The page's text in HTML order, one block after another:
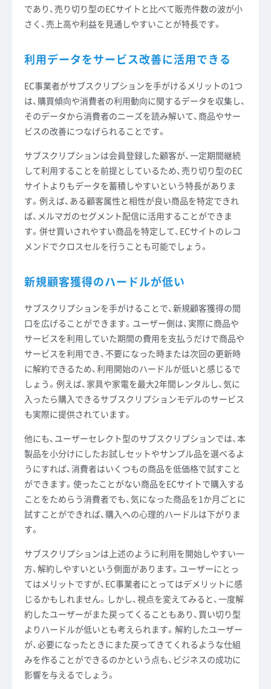
であり、売り切り型のECサイトと比べて販売件数の波が小
さく、売上高や利益を見通しやすいことが特長です。
利用データをサービス改善に活用できる
EC事業者がサブスクリプションを手がけるメリットの1つ
は、購買傾向や消費者の利用動向に関するデータを収集し、
そのデータから消費者のニーズを読み解いて、商品やサー
ビスの改善につなげられることです。
サブスクリプションは会員登録した顧客が、一定期間継続
して利用することを前提としているため、売り切り型のEC
サイトよりもデータを蓄積しやすいという特長がありま
す。例えば、ある顧客属性と相性が良い商品を特定できれ
ば、メルマガのセグメント配信に活用することができま
す。併せ買いされやすい商品を特定して、ECサイトのレコ
メンドでクロスセルを行うことも可能でしょう。
新規顧客獲得のハードルが低い
サブスクリプションを手がけることで、新規顧客獲得の間
口を広げることができます。ユーザー側は、実際に商品や
サービスを利用していた期間の費用を支払うだけで商品や
サービスを利用でき、不要になった時または次回の更新時
に解約できるため、利用開始のハードルが低いと感じるで
しょう。例えば、家具や家電を最大2年間レンタルし、気に
入ったら購入できるサブスクリプションモデルのサービス
も実際に提供されています。
他にも、ユーザーセレクト型のサブスクリプションでは、本
製品を小分けにしたお試しセットやサンプル品を選べるよ
うにすれば、消費者はいくつもの商品を低価格で試すこと
ができます。使ったことがない商品をECサイトで購入する
ことをためらう消費者でも、気になった商品を1か月ごとに
試すことができれば、購入への心理的ハードルは下がりま
す。
サブスクリプションは上述のように利用を開始しやすい一
方、解約しやすいという側面があります。ユーザーにとっ
てはメリットですが、EC事業者にとってはデメリットに感
じるかもしれません。しかし、視点を変えてみると、一度解
約したユーザーがまた戻ってくることもあり、買い切り型
よりハードルが低いとも考えられます。解約したユーザー
が、必要になったときにまた戻ってきてくれるような仕組
みを作ることができるのかという点も、ビジネスの成功に
影響を与えるでしょう。